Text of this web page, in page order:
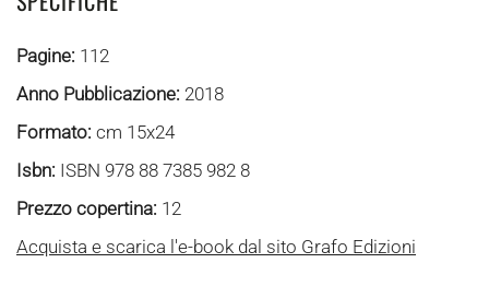
Pagine: 112
Anno Pubblicazione: 2018
Formato: cm 15x24
Isbn: ISBN 978 88 7385 982 8
Prezzo copertina: 12
Acquista e scarica l'e-book dal sito Grafo Edizioni